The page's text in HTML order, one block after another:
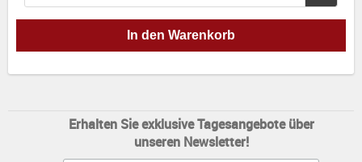
In den Warenkorb
Erhalten Sie exklusive Tagesangebote über
unseren Newsletter!